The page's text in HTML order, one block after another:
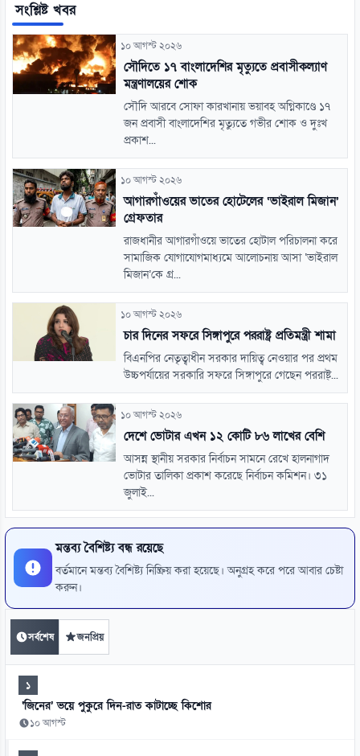
সংশ্লিষ্ট খবর
১০ আগস্ট ২০২৬
সৌ‌দিতে ১৭ বাংলাদেশির মৃত্যুতে প্রবাসীকল্যাণ
মন্ত্রণালয়ের শোক
সৌদি আরবে সোফা কারখানায় ভয়াবহ অগ্নিকাণ্ডে ১৭
জন প্রবাসী বাংলাদেশির মৃত্যুতে গভীর শোক ও দুঃখ
প্রকাশ...
১০ আগস্ট ২০২৬
আগারগাঁওয়ের ভাতের হোটেলের ‘ভাইরাল মিজান’
গ্রেফতার
রাজধানীর আগারগাঁওয়ে ভাতের হোটাল পরিচালনা করে
সামাজিক যোগাযোগমাধ্যমে আলোচনায় আসা ‘ভাইরাল
মিজান’কে গ্র...
১০ আগস্ট ২০২৬
চার দিনের সফরে সিঙ্গাপুরে পররাষ্ট্র প্রতিমন্ত্রী শামা
বিএনপির নেতৃত্বাধীন সরকার দায়িত্ব নেওয়ার পর প্রথম
উচ্চপর্যায়ের সরকারি সফরে সিঙ্গাপুরে গেছেন পররাষ্ট্...
১০ আগস্ট ২০২৬
দেশে ভোটার এখন ১২ কোটি ৮৬ লাখের বেশি
আসন্ন স্থানীয় সরকার নির্বাচন সামনে রেখে হালনাগাদ
ভোটার তালিকা প্রকাশ করেছে নির্বাচন কমিশন। ৩১
জুলাই...
মন্তব্য বৈশিষ্ট্য বন্ধ রয়েছে
বর্তমানে মন্তব্য বৈশিষ্ট্য নিষ্ক্রিয় করা হয়েছে। অনুগ্রহ করে পরে আবার চেষ্টা
করুন।
সর্বশেষ জনপ্রিয়
১
‘জিনের’ ভয়ে পুকুরে দিন-রাত কাটাচ্ছে কিশোর
১০ আগস্ট